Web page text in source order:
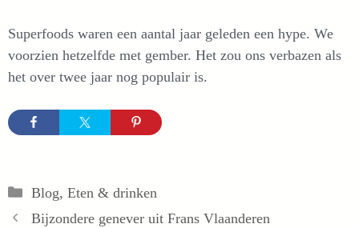
Superfoods waren een aantal jaar geleden een hype. We
voorzien hetzelfde met gember. Het zou ons verbazen als
het over twee jaar nog populair is.
Categorieën
Blog, Eten & drinken
Bijzondere genever uit Frans Vlaanderen